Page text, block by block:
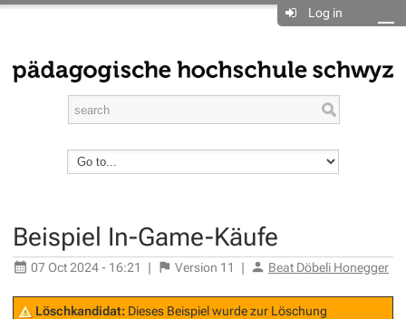
Log in
Beispiel In-Game-Käufe
07 Oct 2024 - 16:21 | Version 11 | Beat Döbeli Honegger
Löschkandidat: Dieses Beispiel wurde zur Löschung